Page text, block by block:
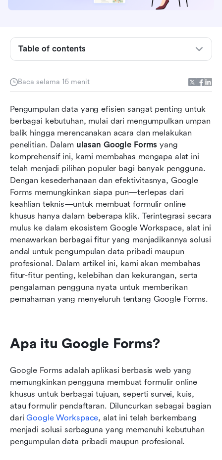
Baca selama 16 menit
Pengumpulan data yang efisien sangat penting untuk
berbagai kebutuhan, mulai dari mengumpulkan umpan
balik hingga merencanakan acara dan melakukan
penelitian. Dalam ulasan Google Forms yang
komprehensif ini, kami membahas mengapa alat ini
telah menjadi pilihan populer bagi banyak pengguna.
Dengan kesederhanaan dan efektivitasnya, Google
Forms memungkinkan siapa pun—terlepas dari
keahlian teknis—untuk membuat formulir online
khusus hanya dalam beberapa klik. Terintegrasi secara
mulus ke dalam ekosistem Google Workspace, alat ini
menawarkan berbagai fitur yang menjadikannya solusi
andal untuk pengumpulan data pribadi maupun
profesional. Dalam artikel ini, kami akan membahas
fitur-fitur penting, kelebihan dan kekurangan, serta
pengalaman pengguna nyata untuk memberikan
pemahaman yang menyeluruh tentang Google Forms.
Apa itu Google Forms?
Google Forms adalah aplikasi berbasis web yang
memungkinkan pengguna membuat formulir online
khusus untuk berbagai tujuan, seperti survei, kuis,
atau formulir pendaftaran. Diluncurkan sebagai bagian
dari Google Workspace, alat ini telah berkembang
menjadi solusi serbaguna yang memenuhi kebutuhan
pengumpulan data pribadi maupun profesional.
Table of contents
Apa itu Google Forms?
Struktur harga Google Forms
Pro dan kontra Google Forms
Pertimbangkan alternatif terbaik untuk
menggantikan Google Forms
Kapan memilih Google Forms atau Lark
Kesimpulan
FAQ
Bacaan terkait